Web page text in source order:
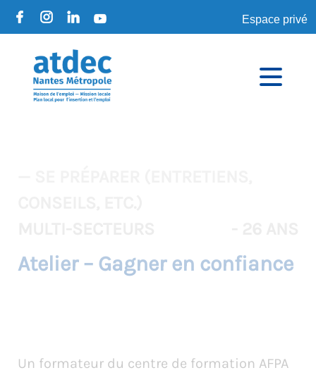
Espace privé
Atelier – Gagner en confiance
Un formateur du centre de formation AFPA